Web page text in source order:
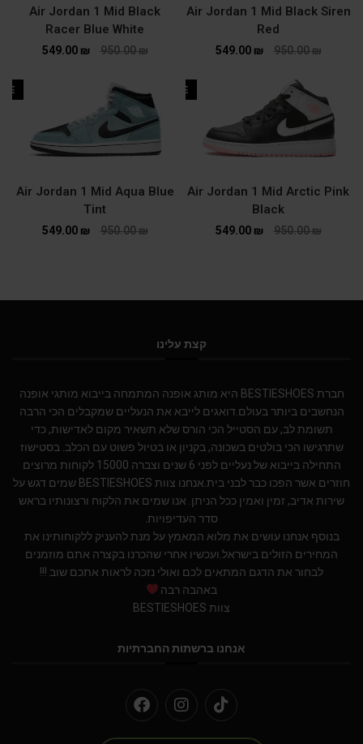
Air Jordan 1 Mid Black Siren
Red
950.00₪
549.00 ₪
Air Jordan 1 Mid Black
Racer Blue White
950.00₪
549.00 ₪
SALE
Air Jordan 1 Mid Arctic Pink
Black
950.00₪
549.00 ₪
Air Jordan 1 Mid Aqua Blue
Tint
950.00₪
549.00 ₪
קצת עלינו
חברת BESTIESHOES היא מותג אופנה המתמחה בייבוא מותגי אופנה
הנחשבים ביותר בעולם.דואגים לייבא את הנעליים שמקבלים הכי הרבה
תשומת לב, עם הסטייל הכי הורס שלא תשאיר מקום לאדישות, כדי
שתרגישו הכי בולטים בשכונה, בקניון או בטיול פשוט עם הכלב. בסטישוז
התחילה בייבוא של נעליים לפני 6 שנים וצברה 15000 לקוחות מרוצים
חוזרים אשר הפכו כבר לבני בית.אנחנו צוות BESTIESHOES שמים דגש על
שירות אדיב, זמין ואמין ככל הניתן. אנו שמים את הלקוח ורצונותיו בראש
סדר העדיפויות.
בנוסף אנחנו עושים את מלוא המאמץ על מנת להעניק ללקוחותינו את
המחירים הזולים בישראל.ועכשיו אחרי שהכרנו בקצרה אתם מוזמנים
לבחור את הדגם המתאים לכם ואולי נזכה לראות אתכם שוב !!!
באהבה רבה
צוות BESTIESHOES
אנחנו ברשתות החברתיות